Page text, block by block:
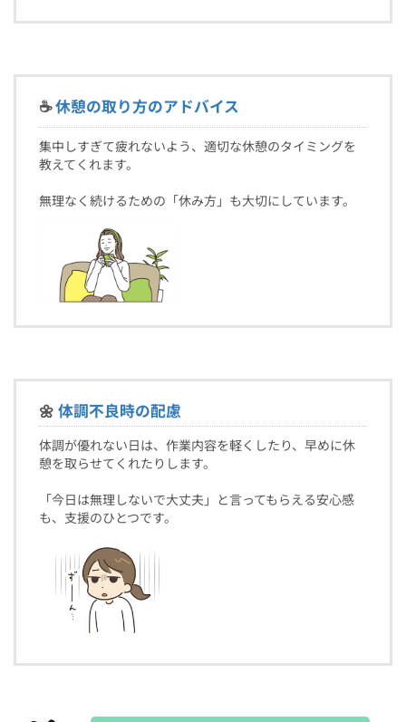
☕休憩の取り方のアドバイス
集中しすぎて疲れないよう、適切な休憩のタイミングを
教えてくれます。
無理なく続けるための「休み方」も大切にしています。
🌼 体調不良時の配慮
体調が優れない日は、作業内容を軽くしたり、早めに休
憩を取らせてくれたりします。
「今日は無理しないで大丈夫」と言ってもらえる安心感
も、支援のひとつです。